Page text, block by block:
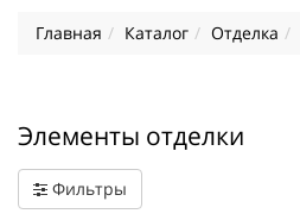
Главная Каталог Отделка
Элементы отделки
Фильтры